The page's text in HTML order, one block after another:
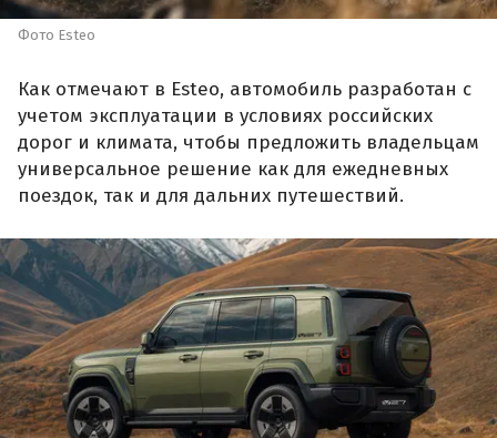
Фото Esteo
Как отмечают в Esteo, автомобиль разработан с
учетом эксплуатации в условиях российских
дорог и климата, чтобы предложить владельцам
универсальное решение как для ежедневных
поездок, так и для дальних путешествий.